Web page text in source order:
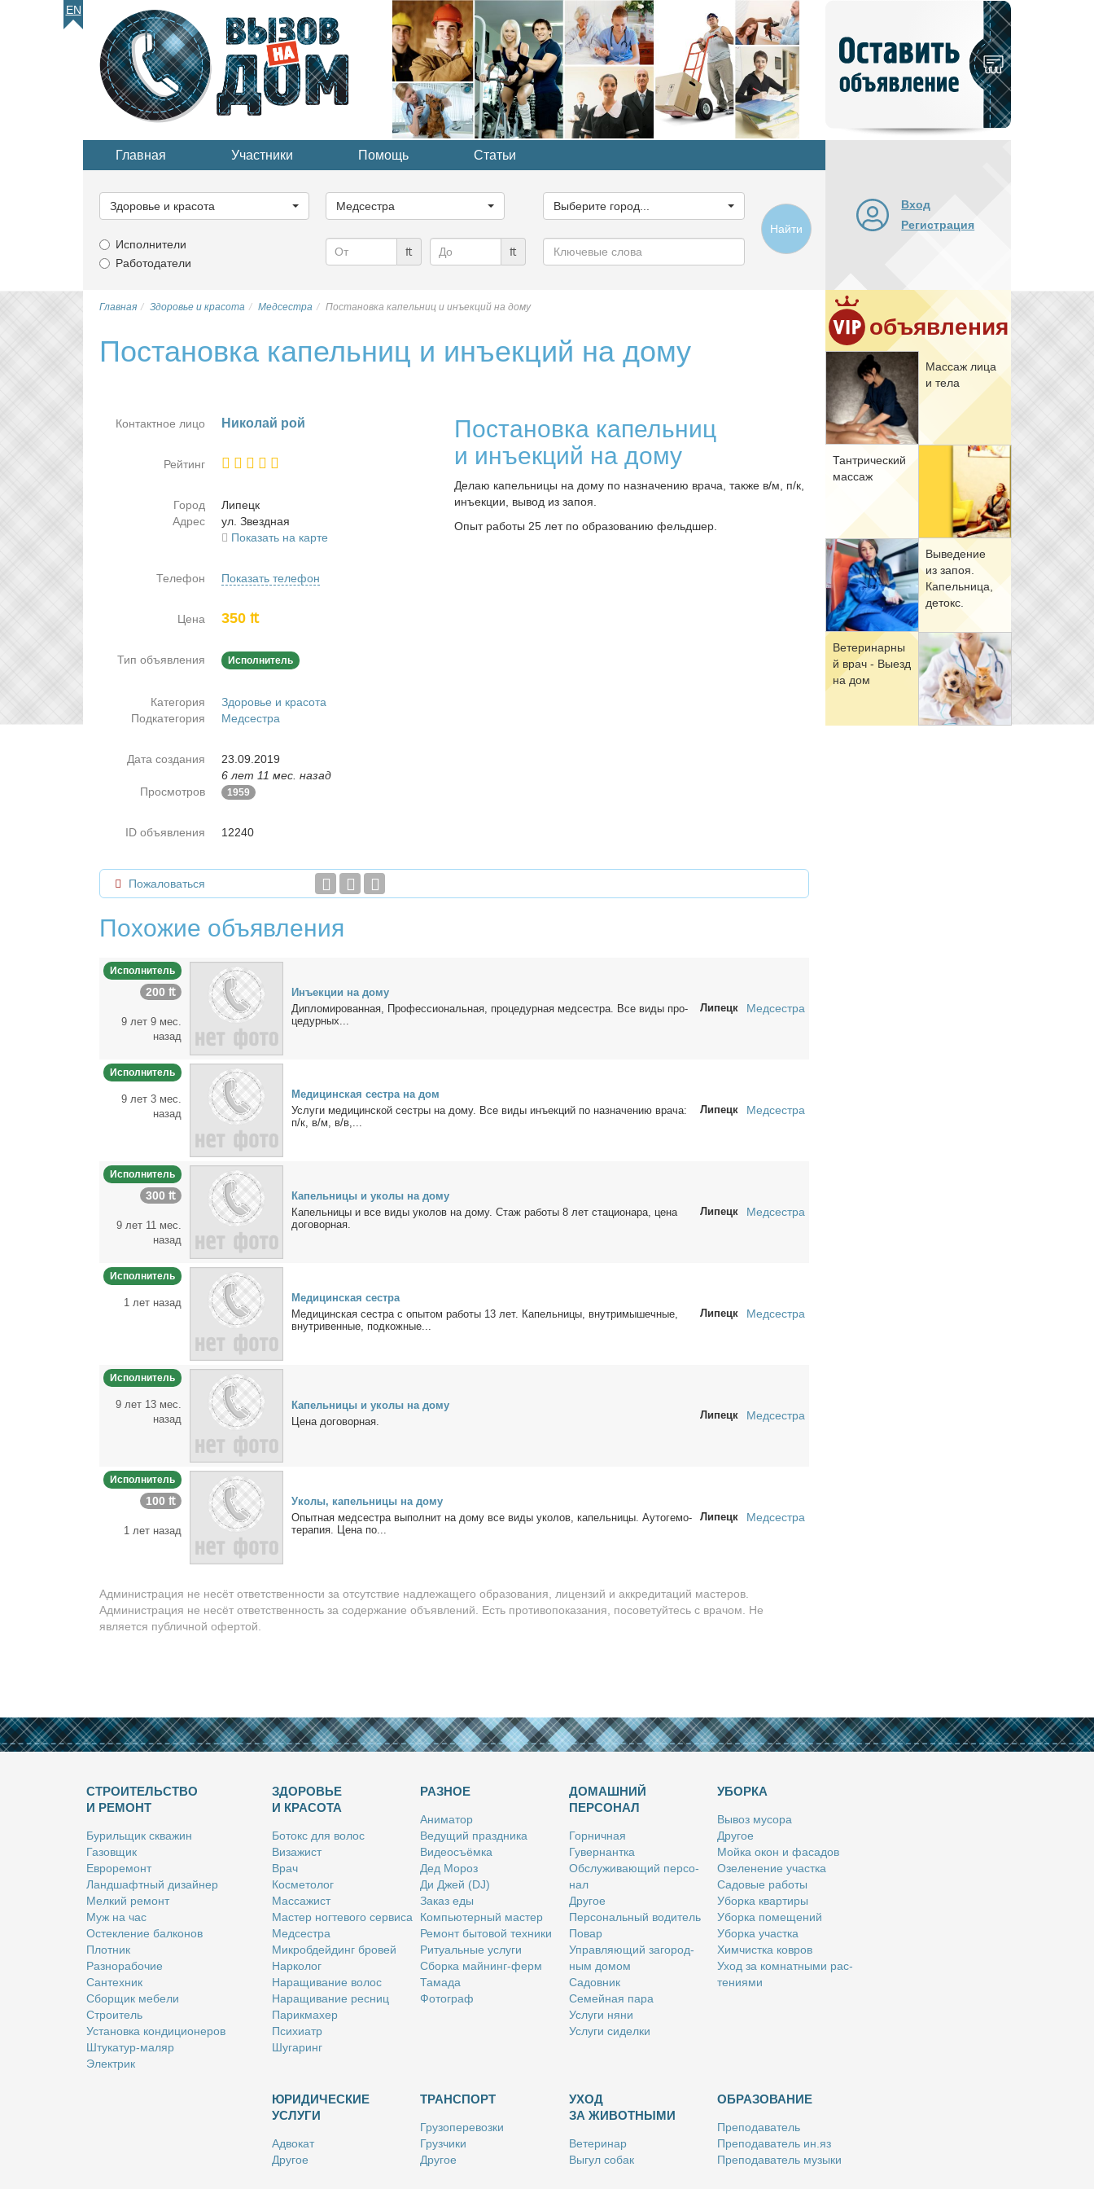
EN
объявление
Главная Участники Помощь Статьи
категорию...
Здоровье и красота
категорию...
Медсестра
город...
Выберите город...
Исполнители
Работодатели
₶ ₶
Ключевые
слова
Найти
Вход
Регистрация
объявления
Мас­саж ли­ца
и те­ла
Тан­три­че­ский
мас­саж
Вы­ве­де­ние
из за­поя.
Ка­пель­ни­ца,
де­токс.
Ве­те­ри­нар­ны
й врач - Вы­езд
на дом
Главная Здоровье и красота Медсестра Постановка капельниц и инъекций на дому
Постановка капельниц и инъекций на дому
Постановка капельниц
и инъекций на дому
Делаю капельницы на дому по назначению врача, также в/м, п/к,
инъекции, вывод из запоя.
Опыт работы 25 лет по образованию фельдшер.
Контактное лицо Ни­ко­лай рой
Рейтинг
Город
Ли­пецк
Адрес
ул. Звезд­ная
Показать на карте
Телефон Показать телефон
Цена 350 ₶
Тип объявления Исполнитель
Категория
Здоровье и красота
Подкатегория
Медсестра
Дата создания
23.09.2019
6 лет 11 мес. назад
Просмотров
1959
ID объявления 12240
Пожаловаться
Похожие объявления
Исполнитель
200 ₶
9 лет 9 мес.
назад
Инъ­ек­ции на до­му
Ди­пло­ми­ро­ван­ная, Про­фес­сио­наль­ная, про­це­дур­ная мед­сест­ра. Все ви­ды про­
це­дур­ных...
Липецк Медсестра
Исполнитель
9 лет 3 мес.
назад
Ме­ди­цин­ская сест­ра на дом
Услу­ги ме­ди­цин­ской сест­ры на до­му. Все ви­ды инъ­ек­ций по на­зна­че­нию вра­ча:
п/к, в/м, в/в,...
Липецк Медсестра
Исполнитель
300 ₶
9 лет 11 мес.
назад
Ка­пель­ни­цы и уко­лы на до­му
Ка­пель­ни­цы и все ви­ды уко­лов на до­му. Стаж ра­бо­ты 8 лет ста­ци­о­на­ра, це­на
до­го­вор­ная.
Липецк Медсестра
Исполнитель
1 лет назад
Ме­ди­цин­ская сест­ра
Ме­ди­цин­ская сест­ра с опы­том ра­бо­ты 13 лет. Ка­пель­ни­цы, внут­ри­мы­шеч­ные,
внут­ри­вен­ные, под­кож­ные...
Липецк Медсестра
Исполнитель
9 лет 13 мес.
назад
Ка­пель­ни­цы и уко­лы на до­му
Це­на до­го­вор­ная.
Липецк Медсестра
Исполнитель
100 ₶
1 лет назад
Уко­лы, ка­пель­ни­цы на до­му
Опыт­ная мед­сест­ра вы­пол­нит на до­му все ви­ды уко­лов, ка­пель­ни­цы. Ауто­ге­мо­
те­ра­пия. Це­на по...
Липецк Медсестра
Администрация не несёт ответственности за отсутствие надлежащего образования, лицензий и аккредитаций мастеров.
Администрация не несёт ответственность за содержание объявлений. Есть противопоказания, посоветуйтесь с врачом. Не
является публичной офертой.
СТРОИТЕЛЬСТВО
И РЕМОНТ
Бу­риль­щик сква­жин
Га­зов­щик
Ев­ро­ре­монт
Ланд­шафт­ный ди­зай­нер
Мел­кий ре­монт
Муж на час
Остек­ле­ние бал­ко­нов
Плот­ник
Раз­но­ра­бо­чие
Сан­тех­ник
Сбор­щик ме­бе­ли
Стро­и­тель
Уста­нов­ка кон­ди­ци­о­не­ров
Шту­ка­тур-ма­ляр
Элек­трик
ЗДОРОВЬЕ
И КРАСОТА
Бо­токс для во­лос
Ви­за­жист
Врач
Кос­ме­то­лог
Мас­са­жист
Ма­стер ног­те­во­го сер­ви­са
Мед­сест­ра
Мик­роб­дей­динг бро­вей
Нар­ко­лог
На­ра­щи­ва­ние во­лос
На­ра­щи­ва­ние рес­ниц
Па­рик­махер
Пси­хи­атр
Шу­га­ринг
РАЗНОЕ
Ани­ма­тор
Ве­ду­щий празд­ни­ка
Ви­део­съём­ка
Дед Мо­роз
Ди Джей (DJ)
За­каз еды
Ком­пью­тер­ный ма­стер
Ре­монт бы­то­вой тех­ни­ки
Ри­ту­аль­ные услу­ги
Сбор­ка май­нинг-ферм
Та­ма­да
Фо­то­граф
ДОМАШНИЙ
ПЕРСОНАЛ
Гор­нич­ная
Гу­вер­нант­ка
Об­слу­жи­ва­ю­щий пер­со­
нал
Дру­гое
Пер­со­наль­ный во­ди­тель
По­вар
Управ­ля­ю­щий за­го­род­
ным до­мом
Са­дов­ник
Се­мей­ная па­ра
Услу­ги ня­ни
Услу­ги си­дел­ки
УБОРКА
Вы­воз му­со­ра
Дру­гое
Мой­ка окон и фа­са­дов
Озе­ле­не­ние участ­ка
Са­до­вые ра­бо­ты
Убор­ка квар­ти­ры
Убор­ка по­ме­ще­ний
Убор­ка участ­ка
Хим­чист­ка ков­ров
Уход за ком­нат­ны­ми рас­
те­ни­я­ми
ЮРИДИЧЕСКИЕ
УСЛУГИ
Адво­кат
Дру­гое
ТРАНСПОРТ
Гру­зо­пе­ре­воз­ки
Груз­чи­ки
Дру­гое
УХОД
ЗА ЖИВОТНЫМИ
Ве­те­ри­нар
Вы­гул со­бак
ОБРАЗОВАНИЕ
Пре­по­да­ва­тель
Пре­по­да­ва­тель ин.яз
Пре­по­да­ва­тель му­зы­ки